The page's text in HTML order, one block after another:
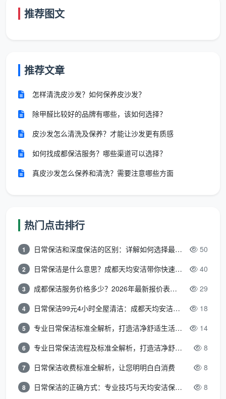
得到的报价往往不是最终价。
房屋当前状态
和灶台墙面的油垢厚度，直接关联清洁耗时。
物品收纳程度：地面、台面杂物越多，保洁员挪动和
复位的时间越多。天均安洁保洁建议客户提前做基础
收纳，把工时用在深度清洁上，成本更划算。
因素。
数字去回答成都请保洁多少钱 ——合理的报价，一定是
基于你家实际情况的个性化方案。
按户型速查：你家找保洁大概花多少？
见户型整理了一份费用参考，供你首次咨询时对照：
小户型一居（40-55㎡）：日常保洁约 180-280 元/
次；深度保洁约 300-400 元
标准两居（65-85㎡）：日常保洁约 260-380 元/
推荐图文
推荐文章
怎样清洗皮沙发？如何保养皮沙发？
除甲醛比较好的品牌有哪些，该如何选择？
皮沙发怎么清洗及保养？才能让沙发更有质感
如何找成都保洁服务？哪些渠道可以选择？
真皮沙发怎么保养和清洗？需要注意哪些方面
热门点击排行
1 日常保洁和深度保洁的区别：详解如何选择最适合的清洁服务 50
2 日常保洁是什么意思？成都天均安洁带你快速区分“日常vs深度vs开荒” 40
3 成都保洁服务价格多少？2026年最新报价表来了，这一篇看透所有费用 29
4 日常保洁99元4小时全屋清洁：成都天均安洁保洁超值服务全解析 18
5 专业日常保洁标准全解析，打造洁净舒适生活空间 14
6 专业日常保洁流程及标准全解析，打造洁净舒适环境 8
7 日常保洁收费标准全解析，让您明明白白消费 8
8 日常保洁的正确方式：专业技巧与天均安洁保洁服务全解析 8